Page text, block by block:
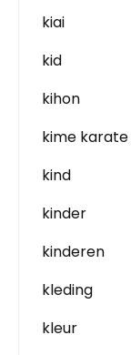
kiai
kid
kihon
kime karate
kind
kinder
kinderen
kleding
kleur